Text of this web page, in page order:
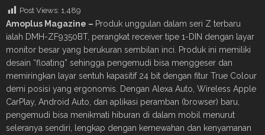
Post Views: 1,489
Amoplus Magazine – Produk unggulan dalam seri Z terbaru
ialah DMH-ZF9350BT, perangkat receiver tipe 1-DIN dengan layar
monitor besar yang berukuran sembilan inci. Produk ini memiliki
desain “floating” sehingga pengemudi bisa menggeser dan
memiringkan layar sentuh kapasitif 24 bit dengan fitur True Colour
demi posisi yang ergonomis. Dengan Alexa Auto, Wireless Apple
CarPlay, Android Auto, dan aplikasi peramban (browser) baru,
pengemudi bisa menikmati hiburan di dalam mobil menurut
seleranya sendiri, lengkap dengan kemewahan dan kenyamanan